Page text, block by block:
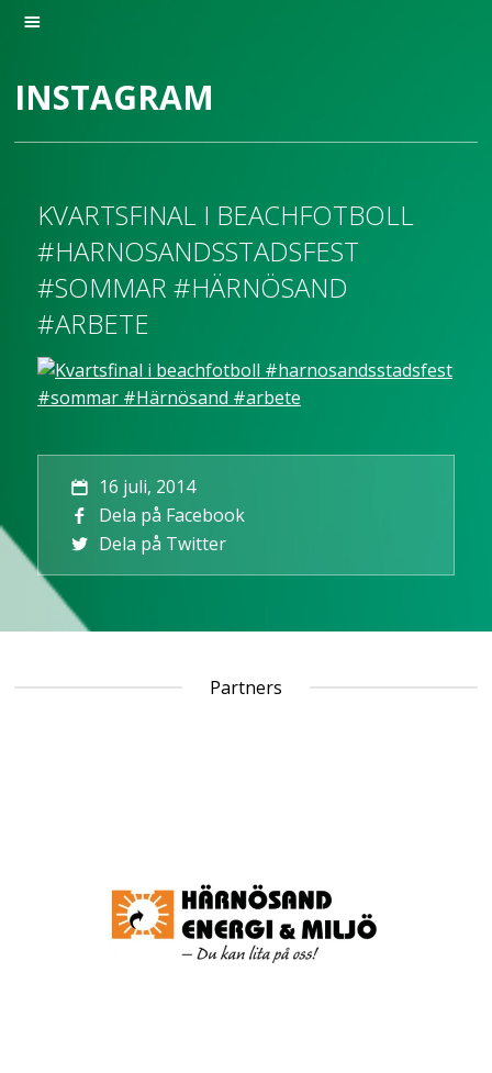
INSTAGRAM
KVARTSFINAL I BEACHFOTBOLL
#HARNOSANDSSTADSFEST
#SOMMAR #HÄRNÖSAND
#ARBETE
16 juli, 2014
Dela på Facebook
Dela på Twitter
Partners